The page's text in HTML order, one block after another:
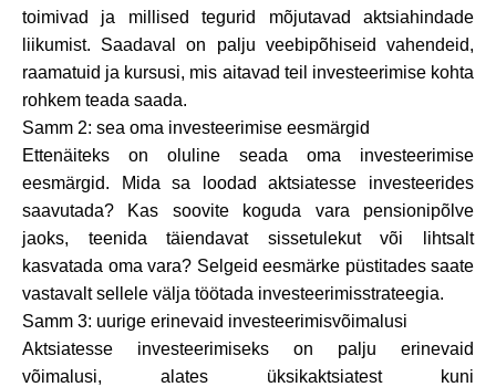
Voorude ajalugu
Blogi
Võta meiega ühendust
Abi
toimivad ja millised tegurid mõjutavad aktsiahindade
liikumist. Saadaval on palju veebipõhiseid vahendeid,
raamatuid ja kursusi, mis aitavad teil investeerimise kohta
rohkem teada saada.
Samm 2: sea oma investeerimise eesmärgid
Ettenäiteks on oluline seada oma investeerimise
eesmärgid. Mida sa loodad aktsiatesse investeerides
saavutada? Kas soovite koguda vara pensionipõlve
jaoks, teenida täiendavat sissetulekut või lihtsalt
kasvatada oma vara? Selgeid eesmärke püstitades saate
vastavalt sellele välja töötada investeerimisstrateegia.
Samm 3: uurige erinevaid investeerimisvõimalusi
Aktsiatesse investeerimiseks on palju erinevaid
võimalusi, alates üksikaktsiatest kuni